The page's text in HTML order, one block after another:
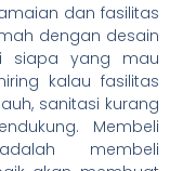
dan fasilitas
dengan desain
siapa yang mau
kalau fasilitas
sanitasi kurang
Membeli
membeli